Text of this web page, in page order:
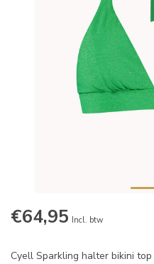
€64,95 Incl. btw
Cyell Sparkling halter bikini top